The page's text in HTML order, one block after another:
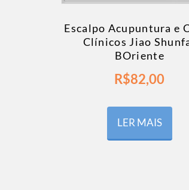
Escalpo Acupuntura e
Clínicos Jiao
BOriente
R$82,00
LER MAIS